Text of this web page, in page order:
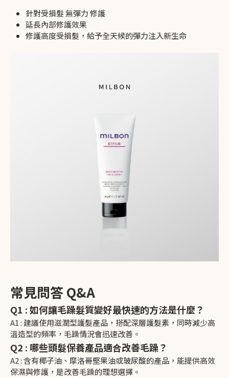
針對受損髮 無彈力 修護
延長內部修護效果
修護高度受損髮，給予全天候的彈力注入新生命
常見問答 Q&A
Q1 : 如何讓毛躁髮質變好最快速的方法是什麼？
A1 : 建議使用滋潤型護髮產品，搭配深層護髮素，同時減少高
溫造型的頻率，毛躁情況會迅速改善。
Q2 : 哪些頭髮保養產品適合改善毛躁？
A2 : 含有椰子油、摩洛哥堅果油或玻尿酸的產品，能提供高效
保濕與修護，是改善毛躁的理想選擇。